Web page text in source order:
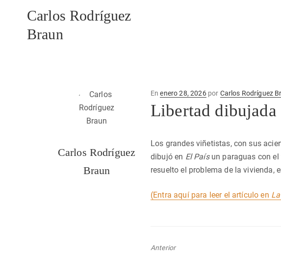
Carlos Rodríguez
Braun
Carlos Rodríguez
Braun
EnPublicado
en
enero 28, 2026por Carlos Rodríguez
Libertad dibujada
Los grandes viñetistas, con sus
dibujó en El Paísun paraguas con el
resuelto el problema de la vivienda,
(Entra aquí para leer el artículo en
Anterior